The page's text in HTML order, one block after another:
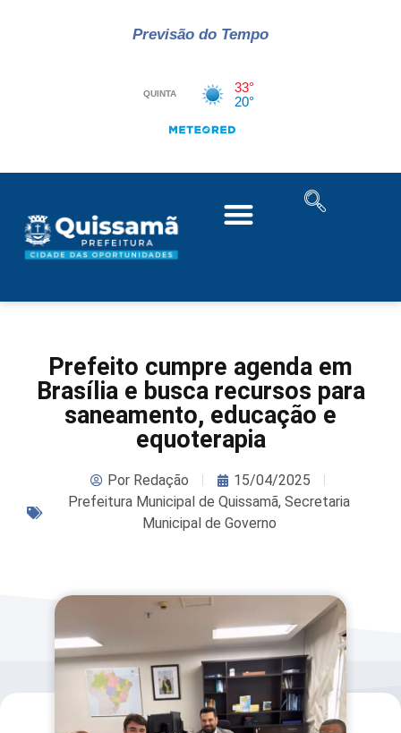
Previsão do Tempo
Prefeito cumpre agenda em
Brasília e busca recursos para
saneamento, educação e
equoterapia
PorRedação
15/04/2025
Prefeitura Municipal de Quissamã, Secretaria
Municipal de Governo